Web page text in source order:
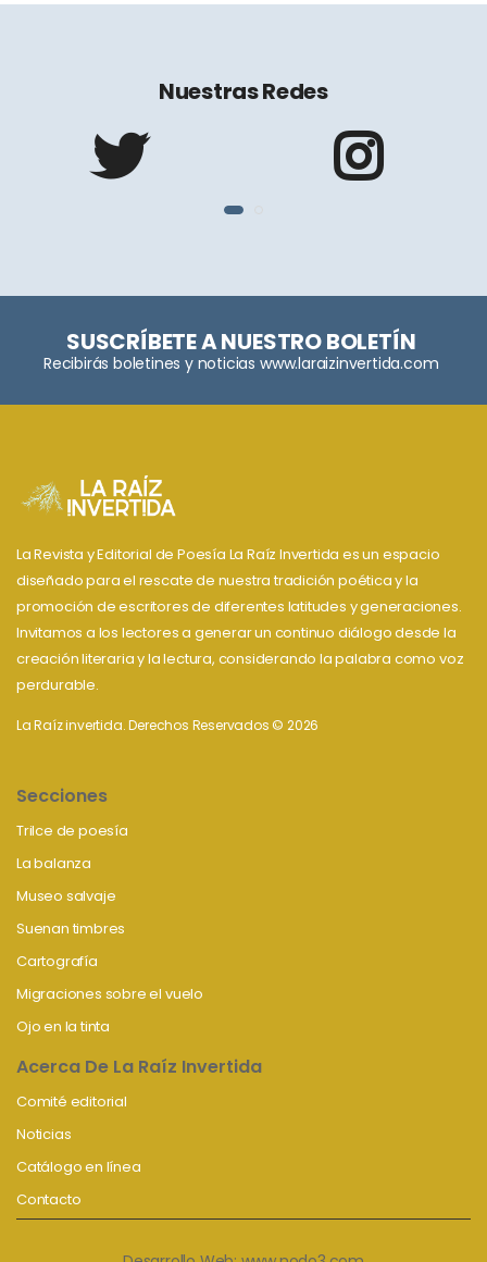
Nuestras Redes
SUSCRÍBETE A NUESTRO BOLETÍN
Recibirás boletines y noticias www.laraizinvertida.com
La Revista y Editorial de Poesía La Raíz Invertida es un espacio
diseñado para el rescate de nuestra tradición poética y la
promoción de escritores de diferentes latitudes y generaciones.
Invitamos a los lectores a generar un continuo diálogo desde la
creación literaria y la lectura, considerando la palabra como voz
perdurable.
La Raíz invertida. Derechos Reservados © 2026
Secciones
Trilce de poesía
La balanza
Museo salvaje
Suenan timbres
Cartografía
Migraciones sobre el vuelo
Ojo en la tinta
Acerca De La Raíz Invertida
Comité editorial
Noticias
Catálogo en línea
Contacto